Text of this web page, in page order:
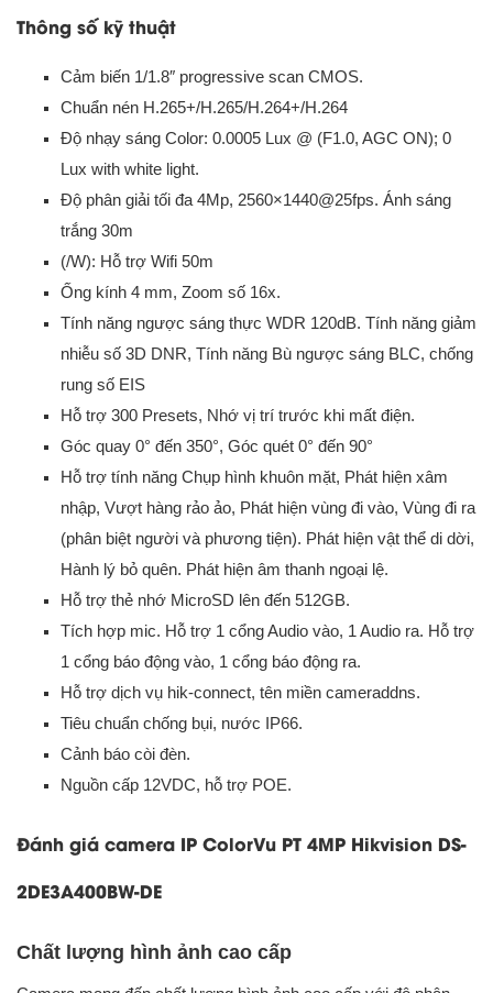
Thông số kỹ thuật
Cảm biến 1/1.8″ progressive scan CMOS.
Chuẩn nén H.265+/H.265/H.264+/H.264
Độ nhạy sáng Color: 0.0005 Lux @ (F1.0, AGC ON); 0
Lux with white light.
Độ phân giải tối đa 4Mp, 2560×1440@25fps. Ánh sáng
trắng 30m
(/W): Hỗ trợ Wifi 50m
Ống kính 4 mm, Zoom số 16x.
Tính năng ngược sáng thực WDR 120dB. Tính năng giảm
nhiễu số 3D DNR, Tính năng Bù ngược sáng BLC, chống
rung số EIS
Hỗ trợ 300 Presets, Nhớ vị trí trước khi mất điện.
Góc quay 0° đến 350°, Góc quét 0° đến 90°
Hỗ trợ tính năng Chụp hình khuôn mặt, Phát hiện xâm
nhập, Vượt hàng rảo ảo, Phát hiện vùng đi vào, Vùng đi ra
(phân biệt người và phương tiện). Phát hiện vật thể di dời,
Hành lý bỏ quên. Phát hiện âm thanh ngoại lệ.
Hỗ trợ thẻ nhớ MicroSD lên đến 512GB.
Tích hợp mic. Hỗ trợ 1 cổng Audio vào, 1 Audio ra. Hỗ trợ
1 cổng báo động vào, 1 cổng báo động ra.
Hỗ trợ dịch vụ hik-connect, tên miền cameraddns.
Tiêu chuẩn chống bụi, nước IP66.
Cảnh báo còi đèn.
Nguồn cấp 12VDC, hỗ trợ POE.
Đánh giá camera IP ColorVu PT 4MP Hikvision DS-
2DE3A400BW-DE
Chất lượng hình ảnh cao cấp